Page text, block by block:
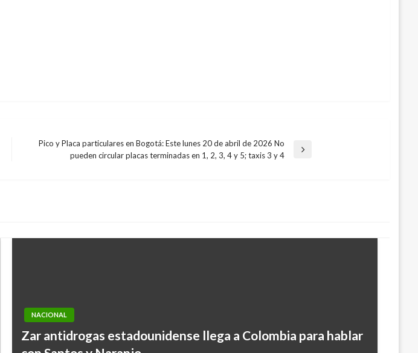
Pico y Placa particulares en Bogotá: Este lunes 20 de abril de 2026 No
pueden circular placas terminadas en 1, 2, 3, 4 y 5; taxis 3 y 4
NACIONAL
Zar antidrogas estadounidense llega a Colombia para hablar